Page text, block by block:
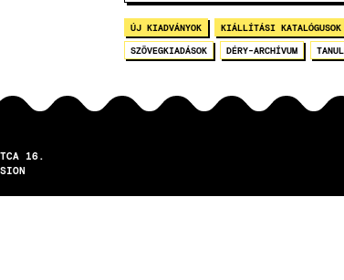
ÚJ KIADVÁNYOK KIÁLLÍTÁSI KATALÓGUSOK
SZÖVEGKIADÁSOK DÉRY-ARCHÍVUM
16.